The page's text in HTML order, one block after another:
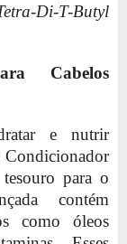
T-Butyl
Cabelos
e nutrir
Condicionador
para o
contém
como óleos